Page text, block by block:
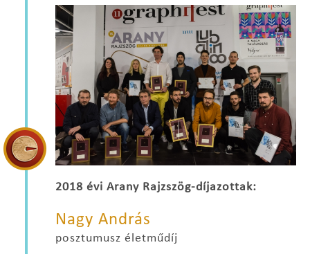
2018 évi Arany Rajzszög-díjazottak:
Nagy András
posztumusz életműdíj